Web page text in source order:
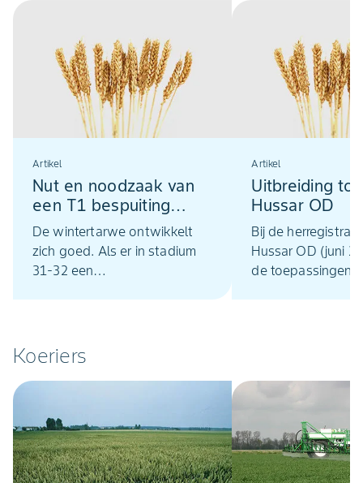
Artikel
Nut en noodzaak van
een T1 bespuiting
wintertarwe
De wintertarwe ontwikkelt
zich goed. Als er in stadium
31-32 een
de wintertarwe gezond
houden.
Artikel
Uitbreiding
Hussar OD
Bij de
Hussar OD (juni
de toepassingen
teelten worden
Koeriers